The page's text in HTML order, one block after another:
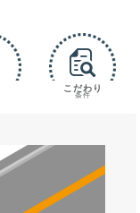
こだわり
条件